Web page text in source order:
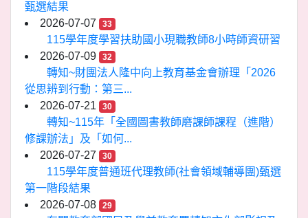
甄選結果
2026-07-07
33
115學年度學習扶助國小現職教師8小時師資研習
2026-07-09
32
轉知~財團法人隆中向上教育基金會辦理「2026
從思辨到行動：第三...
2026-07-21
30
轉知~115年「全國圖書教師磨課師課程（進階）
修課辦法」及「如何...
2026-07-27
30
115學年度普通班代理教師(社會領域輔導團)甄選
第一階段結果
2026-07-08
29